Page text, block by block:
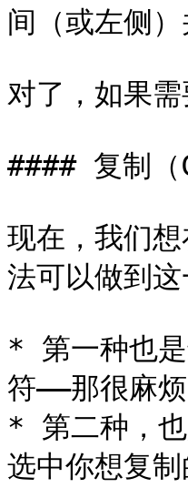
间（或左侧
对了，如果
#### 复制（
现在，我们
法可以做到这
* 第一种也是
符——那很麻烦
* 第二种，也
选中你想复